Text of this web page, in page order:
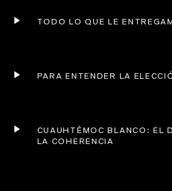
TODO LO QUE LE
PARA ENTENDER LA
CUAUHTÉMOC BLANCO: EL
LA COHERENCIA